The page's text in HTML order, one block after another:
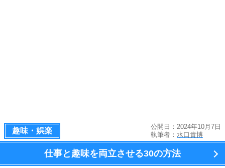
趣味・娯楽
公開日：2024年10月7日
執筆者： 水口貴博
仕事と趣味を両立させる30の方法